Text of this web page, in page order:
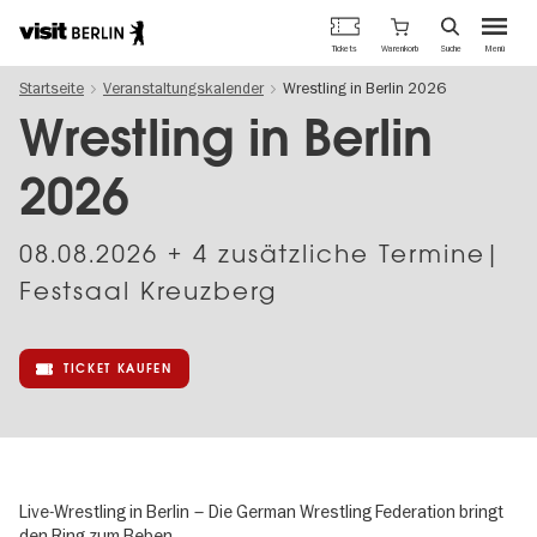
zum
Inhalt
Berlins
offizielles
Tourismusportal
Menü
Tickets Warenkorb Suche
Startseite Veranstaltungskalender Wrestling in Berlin 2026
Wrestling in Berlin
2026
08.08.2026 + 4 zusätzliche Termine|
Festsaal Kreuzberg
TICKET KAUFEN
Live-Wrestling in Berlin – Die German Wrestling Federation bringt